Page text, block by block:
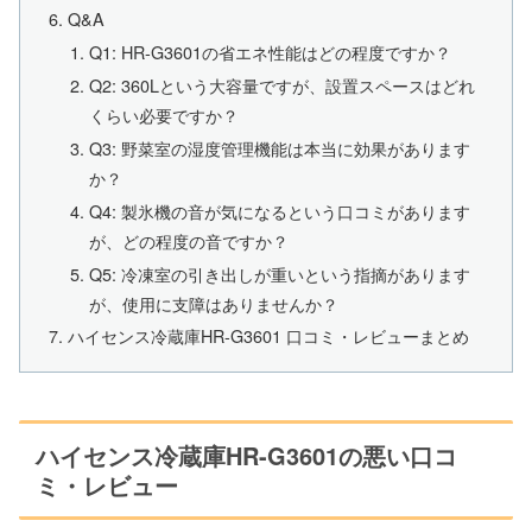
Q&A
Q1: HR-G3601の省エネ性能はどの程度ですか？
Q2: 360Lという大容量ですが、設置スペースはどれ
くらい必要ですか？
Q3: 野菜室の湿度管理機能は本当に効果があります
か？
Q4: 製氷機の音が気になるという口コミがあります
が、どの程度の音ですか？
Q5: 冷凍室の引き出しが重いという指摘があります
が、使用に支障はありませんか？
ハイセンス冷蔵庫HR-G3601 口コミ・レビューまとめ
ハイセンス冷蔵庫HR-G3601の悪い口コ
ミ・レビュー